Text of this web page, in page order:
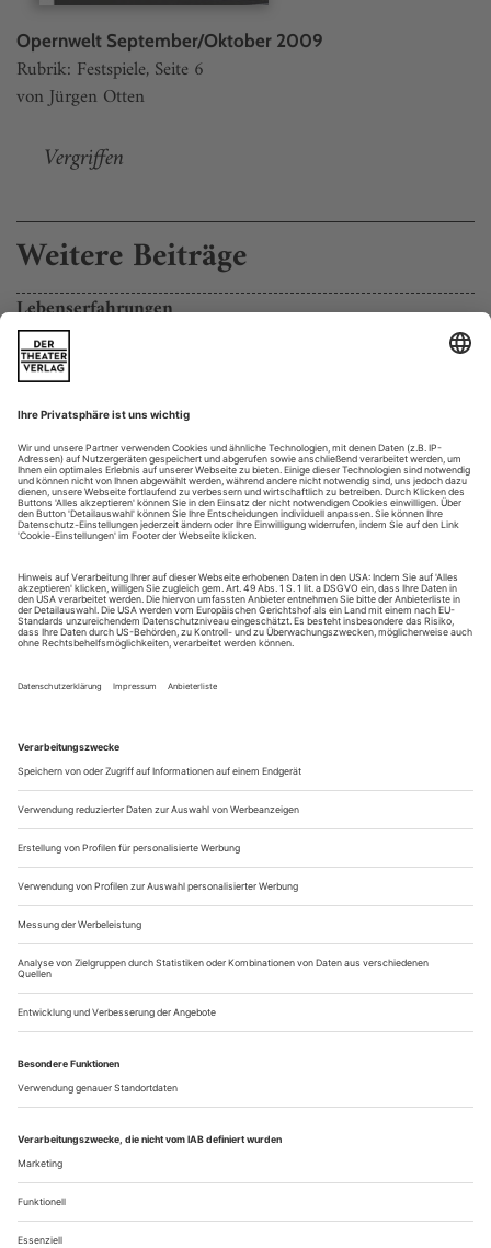
Opernwelt September/Oktober 2009
Rubrik: Festspiele, Seite 6
von Jürgen Otten
Vergriffen
Weitere Beiträge
Lebenserfahrungen
Händel-Alben von Ildebrando D´Arcangelo und Lorenzo Regazzo.
Im Mozart-Jahr 2006 sprossen Platten mit Musik des
Salzburger Genies aus dem medial reichlich befruchteten
Boden wie die Pilze nach einem Dauerregen. Mit dem Jahres-
regenten Händel ist es ähnlich, wenn auch nicht ganz so
rabiat. Mancher, der mit dem Hallenser Meister bislang nicht
so viel am Hut hatte, entdeckt ihn nun für sich. Der Bass-
bariton Ildebrando...
Die Stipendiaten der Liz Mohn Kultur- und
Musikstiftung
Mit einer Aufführung von Donizettis Opera buffa «Viva, la
mamma!», in der die Sitten und Unsitten des Theaterbetriebs
erfolgreich ihre Ausbildung am Opernstudio der Staatsoper
Unter den Linden. Die beiden israelischen Sopranistinnen Gal
James und Enas...
Ende einer Dienstfahrt
Intendant Wulf Konold verlässt nach fünf Jahren die Schlossfestspiele
in Ludwigsburg
Es muss sich alles ändern, und es muss gleichzeitig alles
bleiben, wie es ist.» So Wulf Konold im Gespräch mit dieser
Zeitschrift, als er Wolfgang Gönnenwein, den 32 Jahre
amtierenden Intendanten der Ludwigsburger Schlossfestspiele
ablöste. Beides gleichzeitig geht nicht, also blieb alles mehr
oder weniger beim Alten. Weil Konold, bis 2008 in
Personalunion auch...
Über uns Kontakt Kritikerumfrage Newsletter